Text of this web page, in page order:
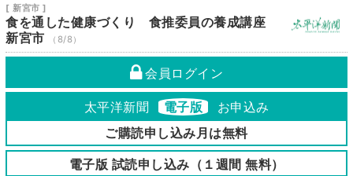
[ 新宮市 ]
食を通した健康づくり 食推委員の養成講座
新宮市
（8/8）
会員ログイン
太平洋新聞 電子版
お申込み
ご購読申し込み月は無料
電子版 試読申し込み（１週間 無料）